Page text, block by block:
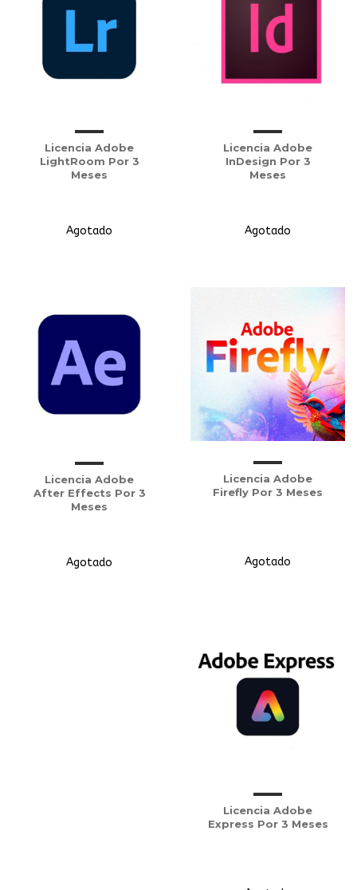
Licencia Adobe
LightRoom Por 3
Meses
Agotado
Licencia Adobe
InDesign Por 3
Meses
Agotado
Licencia Adobe
After Effects Por 3
Meses
Agotado
Licencia Adobe
Firefly Por 3 Meses
Agotado
Licencia Adobe
Express Por 3 Meses